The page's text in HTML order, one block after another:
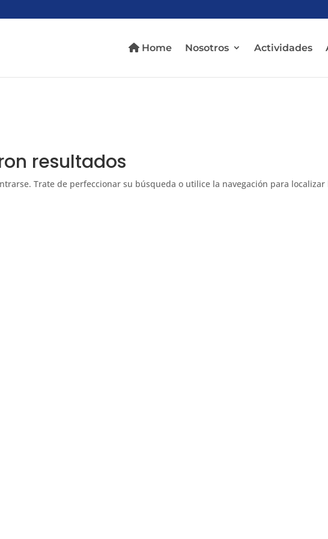
Home Nosotros Actividades
resultados
Trate de perfeccionar su búsqueda o utilice la navegación para localizar